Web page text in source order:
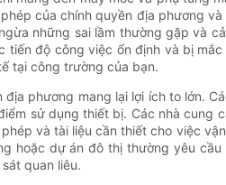
của chính quyền địa phương
những sai lầm thường gặp và
độ công việc ổn định và bị
tại công trường của bạn.
phương mang lại lợi ích to lớn.
sử dụng thiết bị. Các nhà
và tài liệu cần thiết cho việc
hoặc dự án đô thị thường yêu
quan liêu.